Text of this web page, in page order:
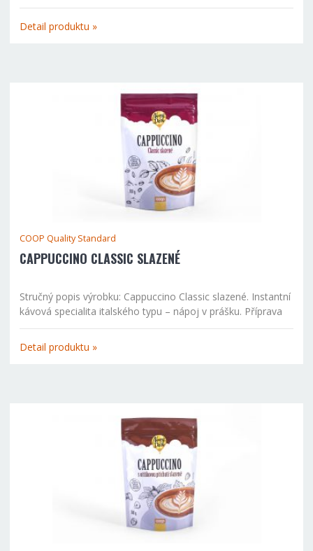
prášku. Příprava nápoje: 4-6 kávových lžiček nasypejte do
150ml šálku, zalijte horkou vodou, ne však vroucí...
Detail produktu »
COOP Quality Standard
CAPPUCCINO CLASSIC SLAZENÉ
Stručný popis výrobku: Cappuccino Classic slazené. Instantní
kávová specialita italského typu – nápoj v prášku. Příprava
nápoje: 4-6 kávových lžiček nasypejte do 150ml šálku, zalijte
horkou vodou, ne však vroucí. Zamíchejte. Dle chuti...
Detail produktu »